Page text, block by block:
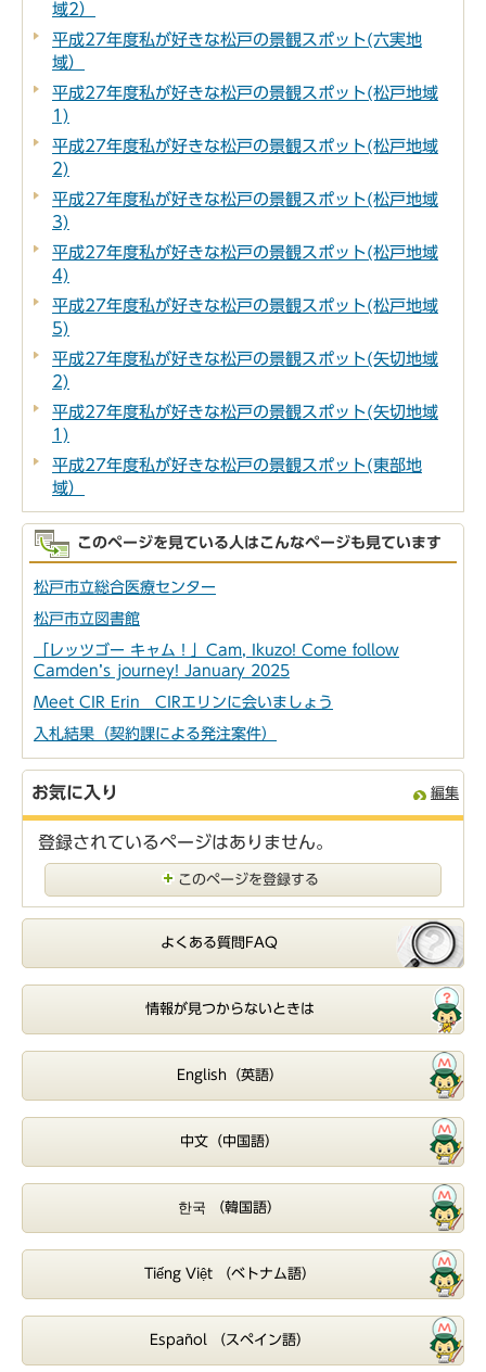
域2）
平成27年度私が好きな松戸の景観スポット(六実地
域）
平成27年度私が好きな松戸の景観スポット(松戸地域
1)
平成27年度私が好きな松戸の景観スポット(松戸地域
2)
平成27年度私が好きな松戸の景観スポット(松戸地域
3)
平成27年度私が好きな松戸の景観スポット(松戸地域
4)
平成27年度私が好きな松戸の景観スポット(松戸地域
5)
平成27年度私が好きな松戸の景観スポット(矢切地域
2)
平成27年度私が好きな松戸の景観スポット(矢切地域
1)
平成27年度私が好きな松戸の景観スポット(東部地
域）
このページを見ている人はこんなページも見ています
松戸市立総合医療センター
松戸市立図書館
「レッツゴー キャム！」Cam, Ikuzo! Come follow
Camden’s journey! January 2025
Meet CIR Erin CIRエリンに会いましょう
入札結果（契約課による発注案件）
お気に入り 編集
登録されているページはありません。
このページを登録する
よくある質問FAQ
情報が見つからないときは
English（英語）
中文（中国語）
한국 （韓国語）
Tiếng Việt （ベトナム語）
Español （スペイン語）